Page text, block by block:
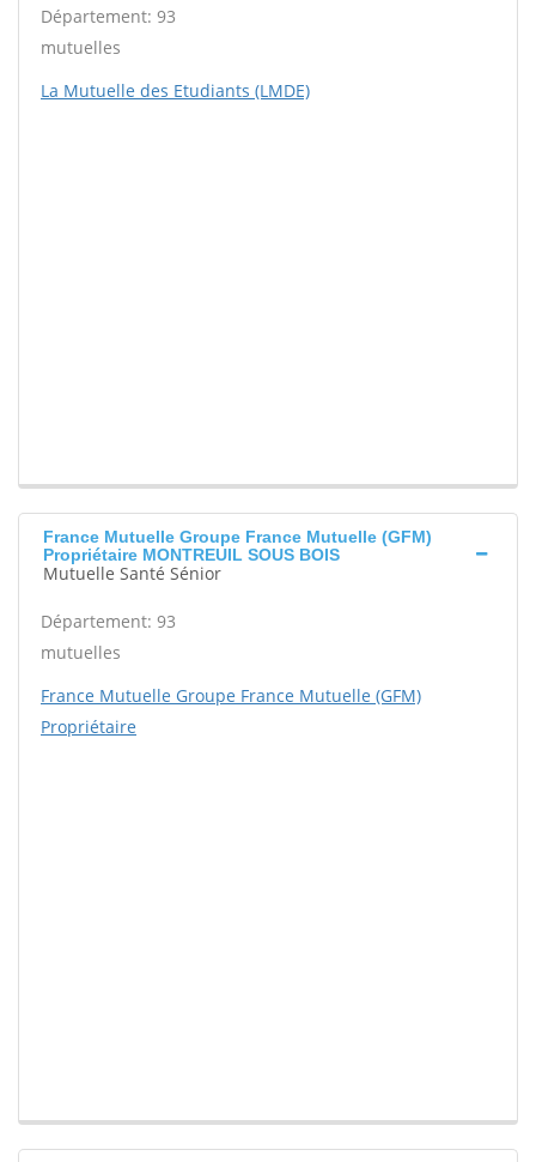
Département: 93
mutuelles
La Mutuelle des Etudiants (LMDE)
France Mutuelle Groupe France Mutuelle (GFM)
Propriétaire MONTREUIL SOUS BOIS
Mutuelle Santé Sénior
Département: 93
mutuelles
France Mutuelle Groupe France Mutuelle (GFM)
Propriétaire